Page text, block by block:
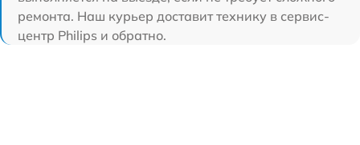
ремонта. Наш курьер доставит технику в сервис-
центр Philips и обратно.